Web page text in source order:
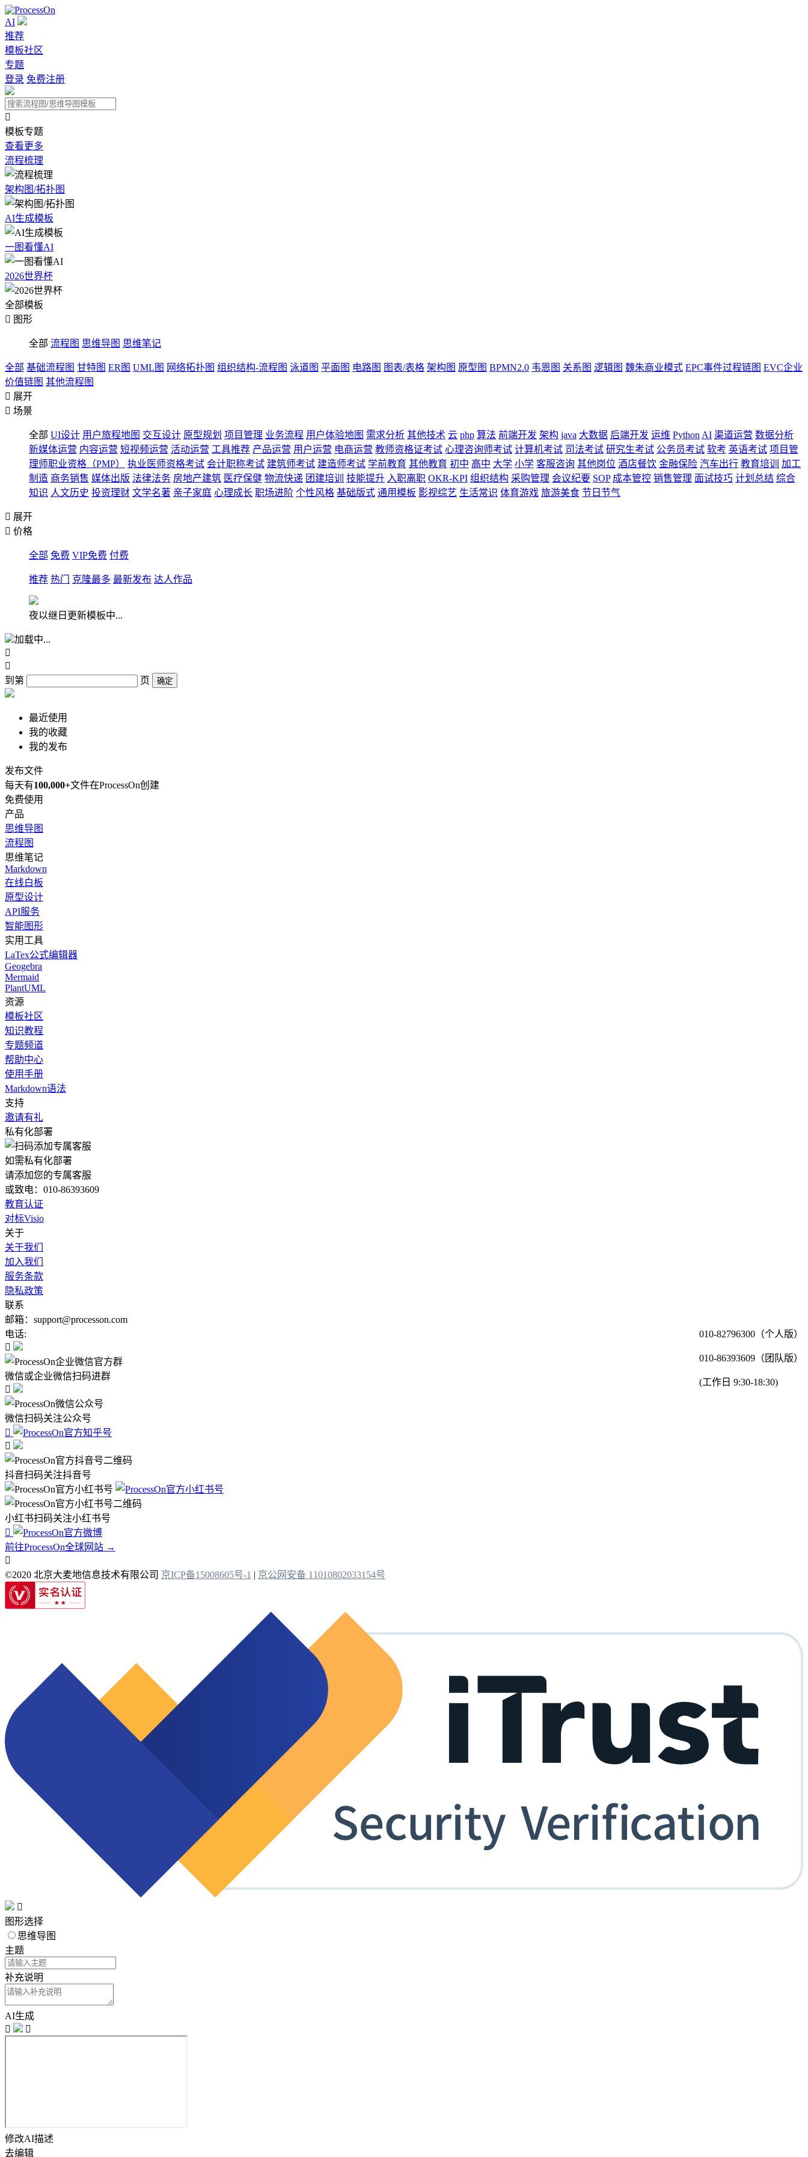
AI
推荐
模板社区
专题
登录 免费注册

模板专题
查看更多
流程梳理
架构图/拓扑图
AI生成模板
一图看懂AI
2026世界杯
全部模板
 图形
全部 流程图 思维导图 思维笔记
全部 基础流程图 甘特图 ER图 UML图 网络拓扑图 组织结构-流程图 泳道图 平面图 电路图 图表/表格 架构图 原型图 BPMN2.0 韦恩图 关系图 逻辑图 魏朱商业模式 EPC事件过程链图 EVC企业
价值链图 其他流程图
 展开
 场景
全部 UI设计 用户旅程地图 交互设计 原型规划 项目管理 业务流程 用户体验地图 需求分析 其他技术 云 php 算法 前端开发 架构 java 大数据 后端开发 运维 Python AI 渠道运营 数据分析
新媒体运营 内容运营 短视频运营 活动运营 工具推荐 产品运营 用户运营 电商运营 教师资格证考试 心理咨询师考试 计算机考试 司法考试 研究生考试 公务员考试 软考 英语考试 项目管
理师职业资格（PMP）
执业医师资格考试 会计职称考试 建筑师考试 建造师考试 学前教育 其他教育 初中 高中 大学 小学 客服咨询 其他岗位 酒店餐饮 金融保险 汽车出行 教育培训
加工
制造 商务销售 媒体出版 法律法务 房地产建筑 医疗保健 物流快递 团建培训 技能提升 入职离职 OKR-KPI 组织结构 采购管理 会议纪要 SOP 成本管控 销售管理 面试技巧 计划总结 综合
知识 人文历史 投资理财 文学名著 亲子家庭 心理成长 职场进阶 个性风格 基础版式 通用模板 影视综艺 生活常识 体育游戏 旅游美食 节日节气
 展开
 价格
全部 免费 VIP免费 付费
推荐 热门 克隆最多 最新发布 达人作品
夜以继日更新模板中...
加载中...


到第
页 确定
最近使用
我的收藏
我的发布
发布文件
每天有100,000+文件在ProcessOn创建
免费使用
产品
思维导图
流程图
思维笔记
Markdown
在线白板
原型设计
API服务
智能图形
实用工具
LaTex公式编辑器
Geogebra
Mermaid
PlantUML
资源
模板社区
知识教程
专题频道
帮助中心
使用手册
Markdown语法
支持
邀请有礼
私有化部署
如需私有化部署
请添加您的专属客服
或致电：010-86393609
教育认证
对标Visio
关于
关于我们
加入我们
服务条款
隐私政策
联系
邮箱：support@processon.com
电话:
010-82796300（个人版）
010-86393609（团队版）
(工作日 9:30-18:30)

微信或企业微信扫码进群

微信扫码关注公众号


抖音扫码关注抖音号
小红书扫码关注小红书号

前往ProcessOn全球网站 →

©2020 北京大麦地信息技术有限公司 京ICP备15008605号-1 | 京公网安备 11010802033154号

图形选择
思维导图
主题
补充说明
AI生成


修改AI描述
去编辑